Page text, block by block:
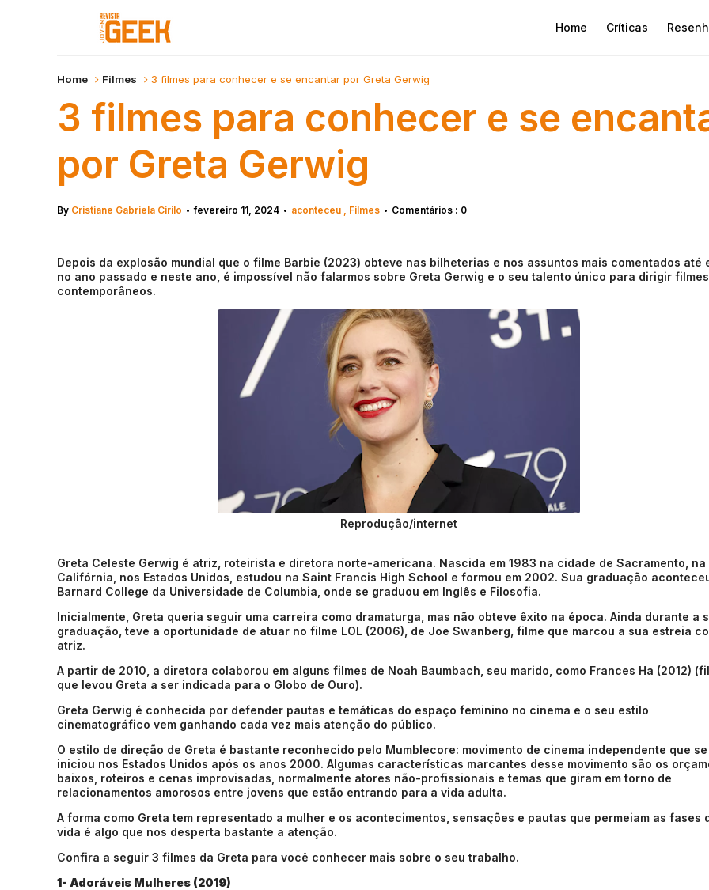
Home Críticas
Home Filmes 3 filmes para conhecer e se encantar por Greta Gerwig
3 filmes para conhecer e se
por Greta Gerwig
By Cristiane Gabriela Cirilo • fevereiro 11, 2024 • aconteceu Filmes • Comentários : 0
Depois da explosão mundial que o filme Barbie (2023) obteve nas bilheterias e nos assuntos mais comentados até
no ano passado e neste ano, é impossível não falarmos sobre Greta Gerwig e o seu talento único para dirigir filmes
contemporâneos.
Reprodução/internet
Greta Celeste Gerwig é atriz, roteirista e diretora norte-americana. Nascida em 1983 na cidade de Sacramento, na
Califórnia, nos Estados Unidos, estudou na Saint Francis High School e formou em 2002. Sua graduação
Barnard College da Universidade de Columbia, onde se graduou em Inglês e Filosofia.
Inicialmente, Greta queria seguir uma carreira como dramaturga, mas não obteve êxito na época. Ainda durante a
graduação, teve a oportunidade de atuar no filme LOL (2006), de Joe Swanberg, filme que marcou a sua estreia
atriz.
A partir de 2010, a diretora colaborou em alguns filmes de Noah Baumbach, seu marido, como Frances Ha (2012)
que levou Greta a ser indicada para o Globo de Ouro).
Greta Gerwig é conhecida por defender pautas e temáticas do espaço feminino no cinema e o seu estilo
cinematográfico vem ganhando cada vez mais atenção do público.
O estilo de direção de Greta é bastante reconhecido pelo Mumblecore: movimento de cinema independente que se
iniciou nos Estados Unidos após os anos 2000. Algumas características marcantes desse movimento são os
baixos, roteiros e cenas improvisadas, normalmente atores não-profissionais e temas que giram em torno de
relacionamentos amorosos entre jovens que estão entrando para a vida adulta.
A forma como Greta tem representado a mulher e os acontecimentos, sensações e pautas que permeiam as fases
vida é algo que nos desperta bastante a atenção.
Confira a seguir 3 filmes da Greta para você conhecer mais sobre o seu trabalho.
1- Adoráveis Mulheres (2019)